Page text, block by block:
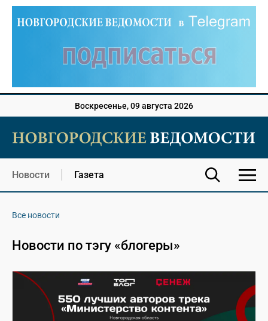
Воскресенье, 09 августа 2026
Новости Газета
Все новости
Новости по тэгу «блогеры»